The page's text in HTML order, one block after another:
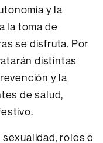
y la
la toma de
se disfruta. Por
distintas
y la
de salud,
roles e